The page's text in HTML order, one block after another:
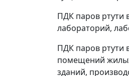
ПДК паров ртути
лабораторий,
ПДК паров ртути
помещений
зданий,